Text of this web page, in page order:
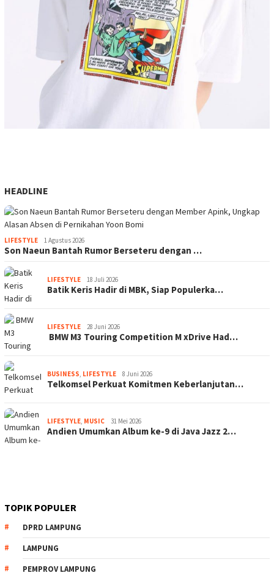
HEADLINE
LIFESTYLE 1 Agustus 2026
Son Naeun Bantah Rumor Berseteru dengan …
LIFESTYLE 18 Juli 2026
Batik Keris Hadir di MBK, Siap Populerka…
LIFESTYLE 28 Juni 2026
BMW M3 Touring Competition M xDrive Had…
BUSINESS LIFESTYLE 8 Juni 2026
Telkomsel Perkuat Komitmen Keberlanjutan…
LIFESTYLE MUSIC 31 Mei 2026
Andien Umumkan Album ke-9 di Java Jazz 2…
TOPIK POPULER
DPRD LAMPUNG
LAMPUNG
PEMPROV LAMPUNG